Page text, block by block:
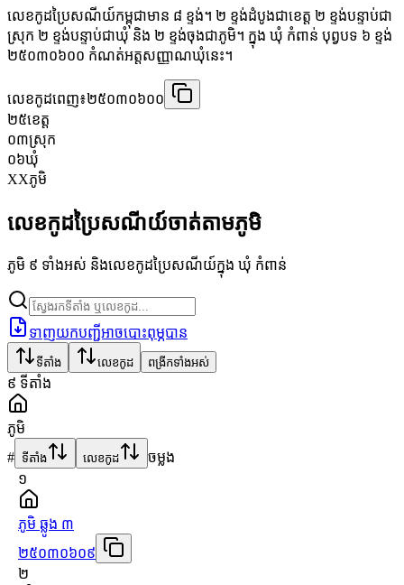
លេខកូដប្រៃសណីយ៍កម្ពុជាមាន ៨ ខ្ទង់។ ២ ខ្ទង់ដំបូងជាខេត្ត ២ ខ្ទង់បន្ទាប់ជា
ស្រុក ២ ខ្ទង់បន្ទាប់ជាឃុំ និង ២ ខ្ទង់ចុងជាភូមិ។ ក្នុង ឃុំ កំពាន់ បុព្វបទ ៦ ខ្ទង់
២៥០៣០៦០០ កំណត់អត្តសញ្ញាណឃុំនេះ។
លេខកូដពេញ៖២៥០៣០៦០០
២៥ខេត្ត
០៣ស្រុក
០៦ឃុំ
XXភូមិ
លេខកូដប្រៃសណីយ៍ចាត់តាមភូមិ
ភូមិ ៩ ទាំងអស់ និងលេខកូដប្រៃសណីយ៍ក្នុង ឃុំ កំពាន់
ទាញយកបញ្ជីអាចបោះពុម្ភបាន
ទីតាំង លេខកូដ ពង្រីកទាំងអស់
៩ ទីតាំង
ភូមិ
# ទីតាំង លេខកូដ
ចម្លង
១
ភូមិ ឆ្លូង ៣
២៥០៣០៦០៩
២